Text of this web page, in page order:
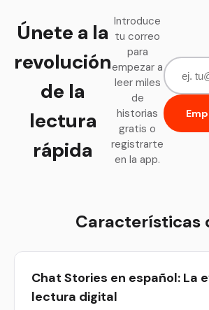
Únete a la
revolución
de la
lectura
rápida
Introduce
tu correo
para
empezar a
leer miles
de
historias
gratis o
registrarte
en la app.
Características
Chat Stories en español: La
lectura digital